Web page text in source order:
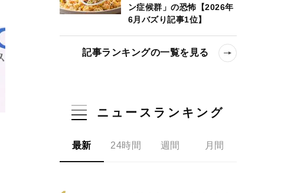
ン症候群」の恐怖【2026年
6月バズり記事1位】
記事ランキングの一覧を見る
ニュースランキング
最新 24時間 週間 月間